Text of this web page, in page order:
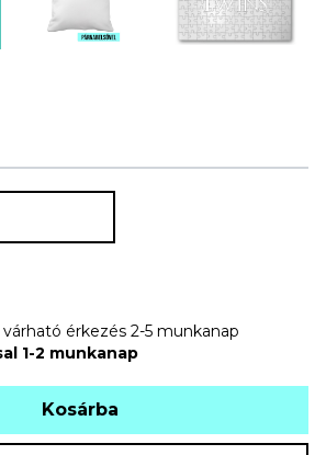
érkezés 2-5 munkanap
1-2 munkanap
Kosárba